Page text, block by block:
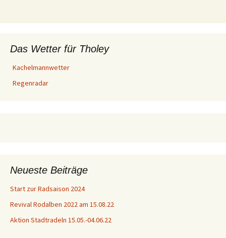
Das Wetter für Tholey
Kachelmannwetter
Regenradar
Neueste Beiträge
Start zur Radsaison 2024
Revival Rodalben 2022 am 15.08.22
Aktion Stadtradeln 15.05.-04.06.22